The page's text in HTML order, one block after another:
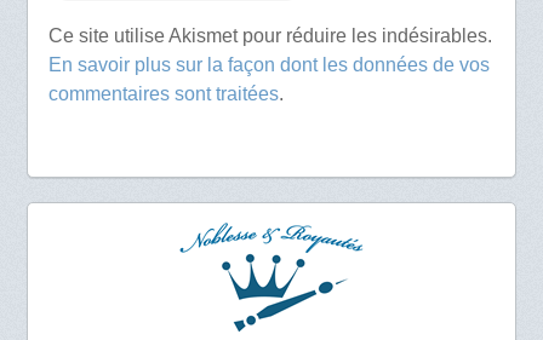
Ce site utilise Akismet pour réduire les indésirables.
En savoir plus sur la façon dont les données de vos
commentaires sont traitées.